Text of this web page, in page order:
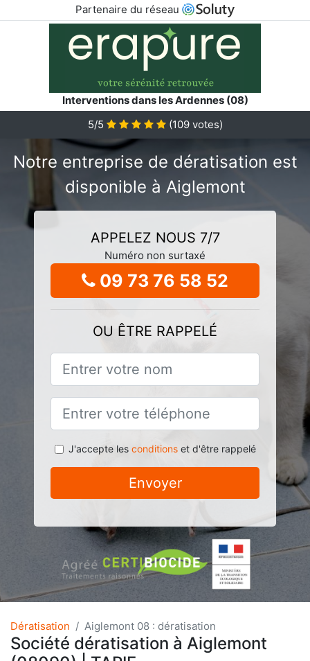
Partenaire du réseau
Interventions dans les Ardennes (08)
5/5
(109votes)
Notre entreprise de dératisation est
disponible à Aiglemont
APPELEZ NOUS 7/7
Numéro non surtaxé
09 73 76 58 52
OU ÊTRE RAPPELÉ
J'accepte les conditionset d'être rappelé
Envoyer
Dératisation Aiglemont 08 : dératisation
Société dératisation à Aiglemont